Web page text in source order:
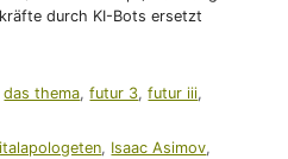
durch KI-Bots ersetzt
das thema,futur 3,futur iii,
, Isaac Asimov,